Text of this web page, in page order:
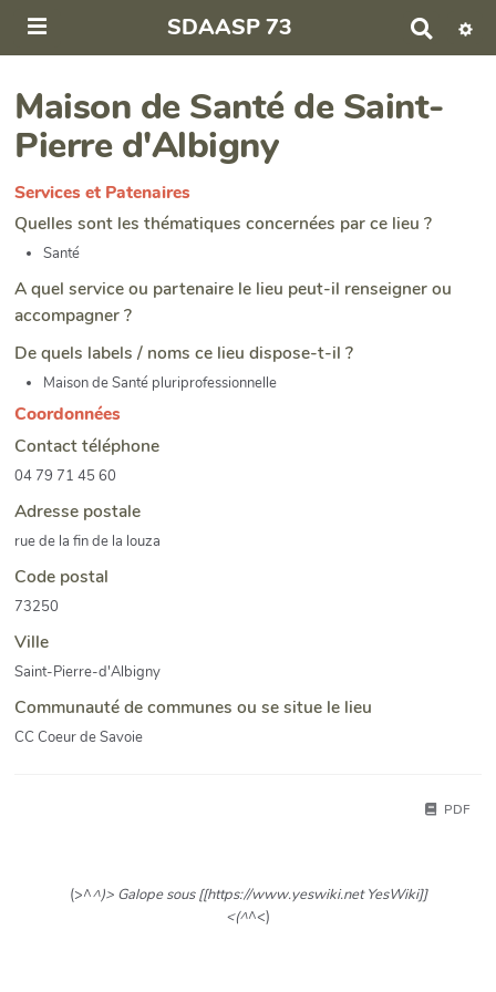
SDAASP 73
e
r
Maison de Santé de Saint-
Pierre d'Albigny
Services et Patenaires
Quelles sont les thématiques concernées par ce lieu ?
Santé
A quel service ou partenaire le lieu peut-il renseigner ou
accompagner ?
De quels labels / noms ce lieu dispose-t-il ?
Maison de Santé pluriprofessionnelle
Coordonnées
Contact téléphone
04 79 71 45 60
Adresse postale
rue de la fin de la louza
Code postal
73250
Ville
Saint-Pierre-d'Albigny
Communauté de communes ou se situe le lieu
CC Coeur de Savoie
PDF
(>^^)> Galope sous [[https://www.yeswiki.net YesWiki]]
<(^^<)